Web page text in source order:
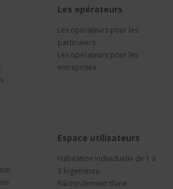
Les opérateurs
Les opérateurs pour les
particuliers
Les opérateurs pour les
entreprises
Espace utilisateurs
Habitation individuelle de 1 à
3 logements
Raccordement d’une